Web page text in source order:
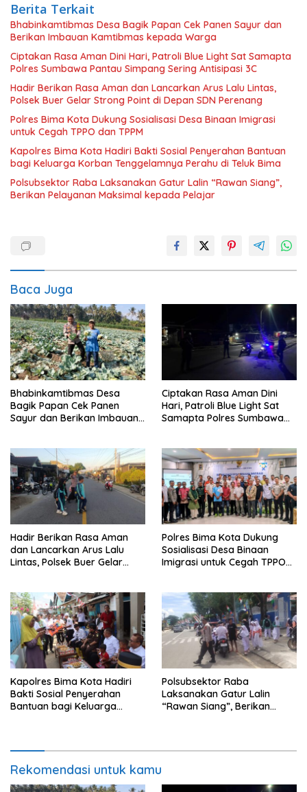
Berita Terkait
Bhabinkamtibmas Desa Bagik Papan Cek Panen Sayur dan
Berikan Imbauan Kamtibmas kepada Warga
Ciptakan Rasa Aman Dini Hari, Patroli Blue Light Sat Samapta
Polres Sumbawa Pantau Simpang Sering Antisipasi 3C
Hadir Berikan Rasa Aman dan Lancarkan Arus Lalu Lintas,
Polsek Buer Gelar Strong Point di Depan SDN Perenang
Polres Bima Kota Dukung Sosialisasi Desa Binaan Imigrasi
untuk Cegah TPPO dan TPPM
Kapolres Bima Kota Hadiri Bakti Sosial Penyerahan Bantuan
bagi Keluarga Korban Tenggelamnya Perahu di Teluk Bima
Polsubsektor Raba Laksanakan Gatur Lalin “Rawan Siang”,
Berikan Pelayanan Maksimal kepada Pelajar
Baca Juga
Bhabinkamtibmas Desa
Bagik Papan Cek Panen
Sayur dan Berikan Imbauan
Ciptakan Rasa Aman Dini
Hari, Patroli Blue Light Sat
Samapta Polres Sumbawa
Hadir Berikan Rasa Aman
dan Lancarkan Arus Lalu
Lintas, Polsek Buer Gelar
Polres Bima Kota Dukung
Sosialisasi Desa Binaan
Imigrasi untuk Cegah TPPO
Kapolres Bima Kota Hadiri
Bakti Sosial Penyerahan
Bantuan bagi Keluarga
Polsubsektor Raba
Laksanakan Gatur Lalin
“Rawan Siang”, Berikan
Rekomendasi untuk kamu